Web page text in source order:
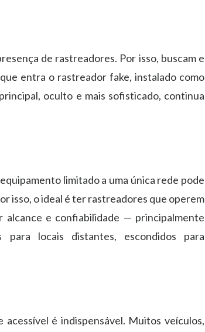
de rastreadores. Por isso, buscam e
entra o rastreador fake, instalado como
oculto e mais sofisticado, continua
limitado a uma única rede pode
isso, o ideal é ter rastreadores que operem
alcance e confiabilidade — principalmente
para locais distantes, escondidos para
acessível é indispensável. Muitos veículos,